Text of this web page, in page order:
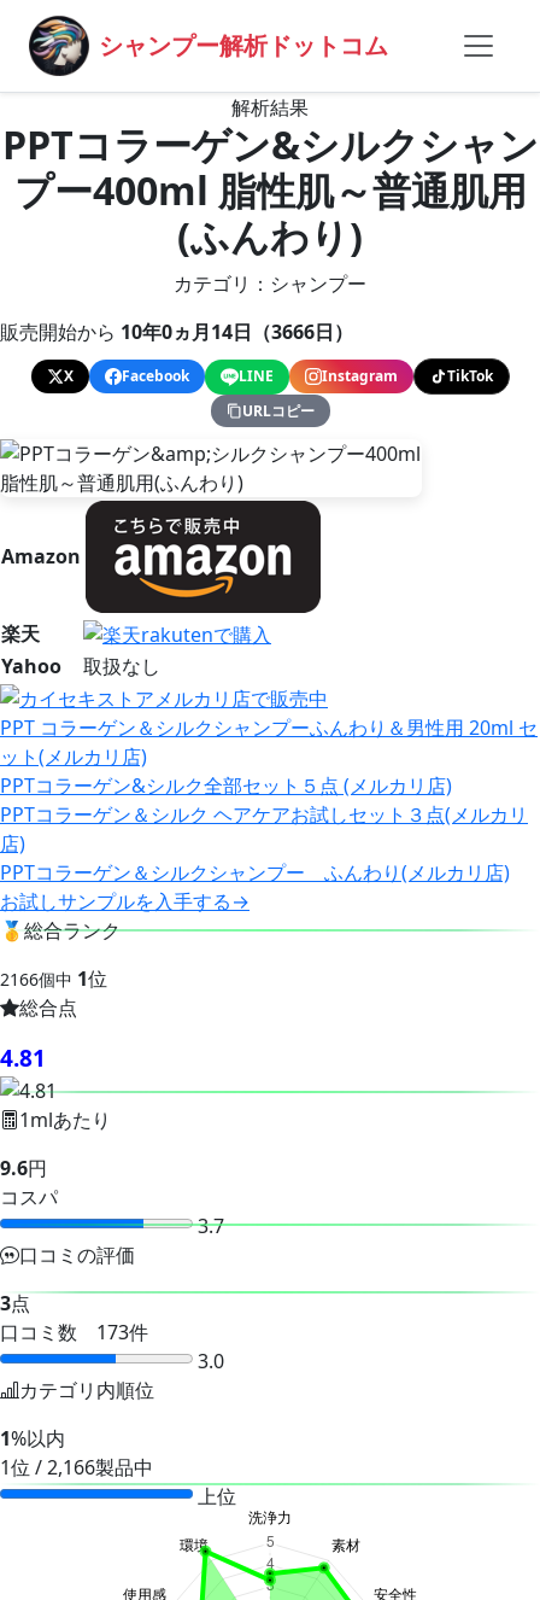
シャンプー解析ドットコム
解析結果
PPTコラーゲン&シルクシャン
プー400ml 脂性肌～普通肌用
(ふんわり)
カテゴリ：シャンプー
販売開始から 10年0ヵ月14日（3666日）
X Facebook LINE Instagram
TikTok
URLコピー
Amazon
楽天
Yahoo
取扱なし
PPT コラーゲン＆シルクシャンプーふんわり＆男性用 20ml セ
ット(メルカリ店)
PPTコラーゲン&シルク全部セット５点 (メルカリ店)
PPTコラーゲン＆シルク ヘアケアお試しセット３点(メルカリ
店)
PPTコラーゲン＆シルクシャンプー ふんわり(メルカリ店)
お試しサンプルを入手する→
🥇総合ランク
2166個中 1位
総合点
4.81
1mlあたり
9.6円
コスパ
3.7
口コミの評価
3点
口コミ数 173件
3.0
カテゴリ内順位
1%以内
1位 / 2,166製品中
上位